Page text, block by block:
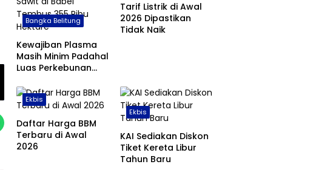
Bangka Belitung
Kewajiban Plasma
Masih Minim Padahal
Luas Perkebunan
Tembus 355 Ribu
Hektare
Tarif Listrik di Awal
2026 Dipastikan
Tidak Naik
Ekbis
Daftar Harga BBM
Terbaru di Awal
2026
Ekbis
KAI Sediakan Diskon
Tiket Kereta Libur
Tahun Baru